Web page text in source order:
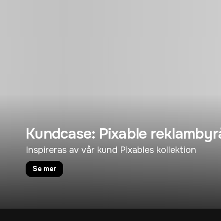
Kundcase: Pixable
Inspireras av vår kund Pixables kollektion
Se mer